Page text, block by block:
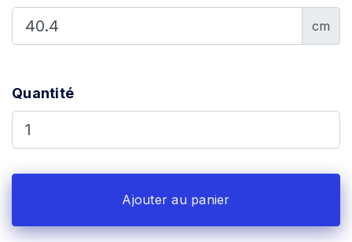
cm
Quantité
Ajouter au panier